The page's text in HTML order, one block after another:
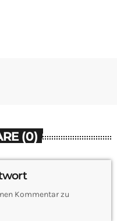
(0)
Kommentar zu